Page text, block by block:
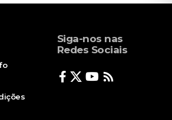
Siga-nos nas
Redes Sociais